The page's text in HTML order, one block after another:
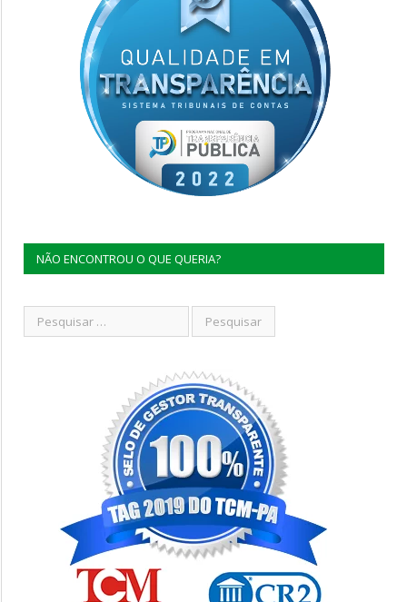
NÃO ENCONTROU O QUE QUERIA?